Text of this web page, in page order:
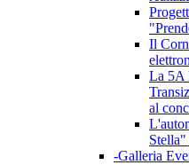
Il
La 5A
al
-Galleria